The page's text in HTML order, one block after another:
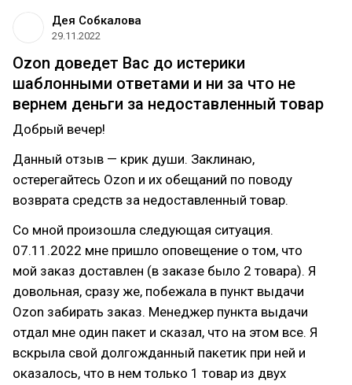
Дея Собкалова
29.11.2022
Ozon доведет Вас до истерики
шаблонными ответами и ни за что не
вернем деньги за недоставленный товар
Добрый вечер!
Данный отзыв — крик души. Заклинаю,
остерегайтесь Ozon и их обещаний по поводу
возврата средств за недоставленный товар.
Со мной произошла следующая ситуация.
07.11.2022 мне пришло оповещение о том, что
мой заказ доставлен (в заказе было 2 товара). Я
довольная, сразу же, побежала в пункт выдачи
Ozon забирать заказ. Менеджер пункта выдачи
отдал мне один пакет и сказал, что на этом все. Я
вскрыла свой долгожданный пакетик при ней и
оказалось, что в нем только 1 товар из двух